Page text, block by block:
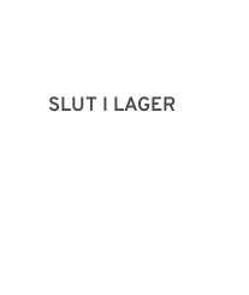
SLUT I LAGER